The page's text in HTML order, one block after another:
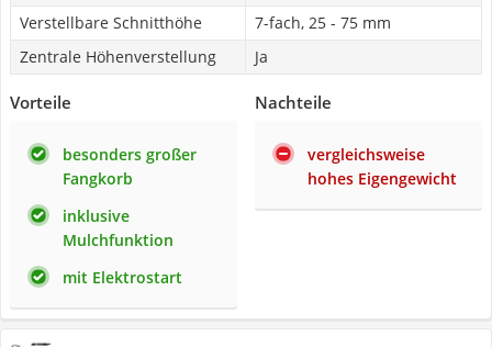
Verstellbare Schnitthöhe
7-fach, 25 - 75 mm
Zentrale Höhenverstellung
Ja
Vorteile
besonders großer
Fangkorb
inklusive
Mulchfunktion
mit Elektrostart
Nachteile
vergleichsweise
hohes Eigengewicht